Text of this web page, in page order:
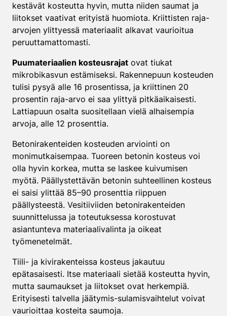
kestävät kosteutta hyvin, mutta niiden saumat ja
liitokset vaativat erityistä huomiota. Kriittisten raja-
arvojen ylittyessä materiaalit alkavat vaurioitua
peruuttamattomasti.
Puumateriaalien kosteusrajat ovat tiukat
mikrobikasvun estämiseksi. Rakennepuun kosteuden
tulisi pysyä alle 16 prosentissa, ja kriittinen 20
prosentin raja-arvo ei saa ylittyä pitkäaikaisesti.
Lattiapuun osalta suositellaan vielä alhaisempia
arvoja, alle 12 prosenttia.
Betonirakenteiden kosteuden arviointi on
monimutkaisempaa. Tuoreen betonin kosteus voi
olla hyvin korkea, mutta se laskee kuivumisen
myötä. Päällystettävän betonin suhteellinen kosteus
ei saisi ylittää 85–90 prosenttia riippuen
päällysteestä. Vesitiiviiden betonirakenteiden
suunnittelussa ja toteutuksessa korostuvat
asiantunteva materiaalivalinta ja oikeat
työmenetelmät.
Tiili- ja kivirakenteissa kosteus jakautuu
epätasaisesti. Itse materiaali sietää kosteutta hyvin,
mutta saumaukset ja liitokset ovat herkempiä.
Erityisesti talvella jäätymis-sulamisvaihtelut voivat
vaurioittaa kosteita saumoja.